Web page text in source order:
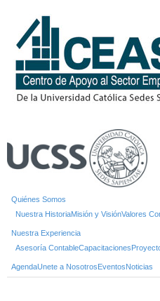
Quiénes Somos
Nuestra HistoriaMisión y VisiónValores
Nuestra Experiencia
Asesoría ContableCapacitaciones
AgendaUnete a NosotrosEventosNoticias